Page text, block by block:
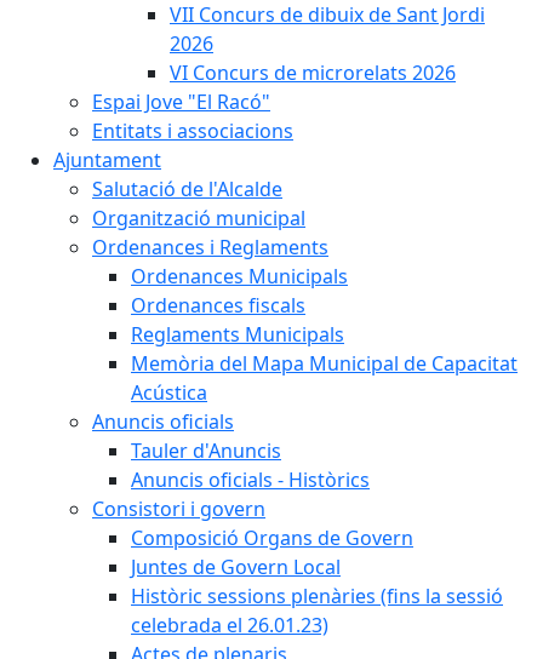
VII Concurs de dibuix de Sant Jordi
2026
VI Concurs de microrelats 2026
Espai Jove "El Racó"
Entitats i associacions
Ajuntament
Salutació de l'Alcalde
Organització municipal
Ordenances i Reglaments
Ordenances Municipals
Ordenances fiscals
Reglaments Municipals
Memòria del Mapa Municipal de Capacitat
Acústica
Anuncis oficials
Tauler d'Anuncis
Anuncis oficials - Històrics
Consistori i govern
Composició Organs de Govern
Juntes de Govern Local
Històric sessions plenàries (fins la sessió
celebrada el 26.01.23)